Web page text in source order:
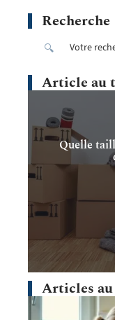
Recherche
Article au
Quelle
Articles au